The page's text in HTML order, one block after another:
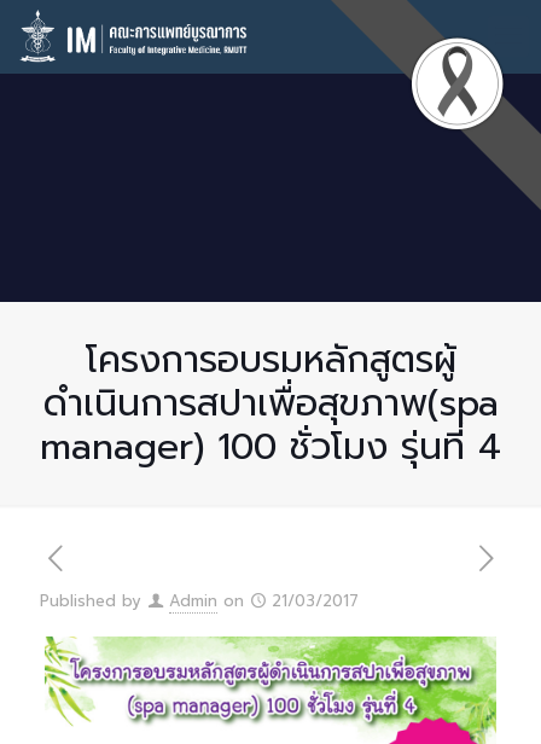
โครงการอบรมหลักสูตรผู้
ดำเนินการสปาเพื่อสุขภาพ(spa
manager) 100 ชั่วโมง รุ่นที่ 4
Published by Admin on 21/03/2017